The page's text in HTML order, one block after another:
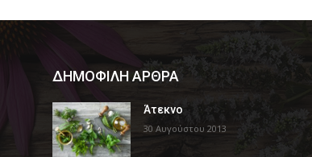
ΔΗΜΟΦΙΛΗ ΑΡΘΡΑ
Άτεκνο
30 Αυγούστου 2013